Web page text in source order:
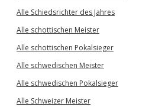
Alle Schiedsrichter des Jahres
Alle schottischen Meister
Alle schottischen Pokalsieger
Alle schwedischen Meister
Alle schwedischen Pokalsieger
Alle Schweizer Meister